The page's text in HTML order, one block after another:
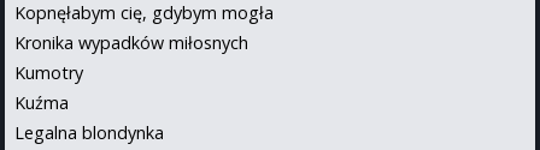
Kopnęłabym cię, gdybym mogła
Kronika wypadków miłosnych
Kumotry
Kuźma
Legalna blondynka